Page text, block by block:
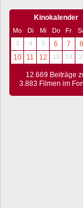
Kinokalender
Mo Di Mi Do Fr
3
4 5 6 7 8
10
11 12 13 14
12.669 Beiträge
3.883 Filmen im